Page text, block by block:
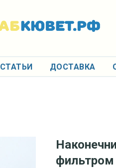
СТАТЬИ ДОСТАВКА
фильтром